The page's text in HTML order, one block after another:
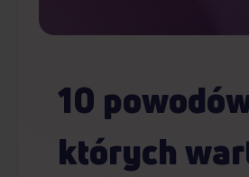
10
których